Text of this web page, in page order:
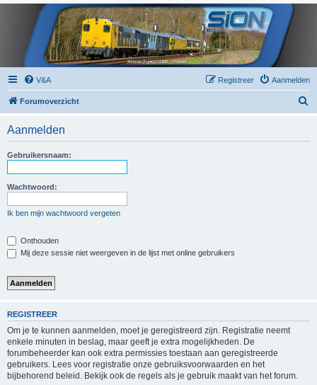
V&A Aanmelden
Registreer
Forumoverzicht
Aanmelden
Gebruikersnaam:
Wachtwoord:
Ik ben mijn wachtwoord vergeten
Onthouden
Mij deze sessie niet weergeven in de lijst met online gebruikers
REGISTREER
Om je te kunnen aanmelden, moet je geregistreerd zijn. Registratie neemt
enkele minuten in beslag, maar geeft je extra mogelijkheden. De
forumbeheerder kan ook extra permissies toestaan aan geregistreerde
gebruikers. Lees voor registratie onze gebruiksvoorwaarden en het
bijbehorend beleid. Bekijk ook de regels als je gebruik maakt van het forum.